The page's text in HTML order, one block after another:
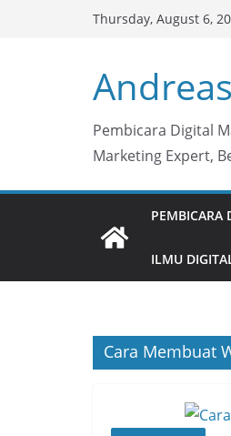
Thursday, August 6,
Pembicara Digital
Marketing Expert,
PEMBICARA
ILMU
Cara Membuat